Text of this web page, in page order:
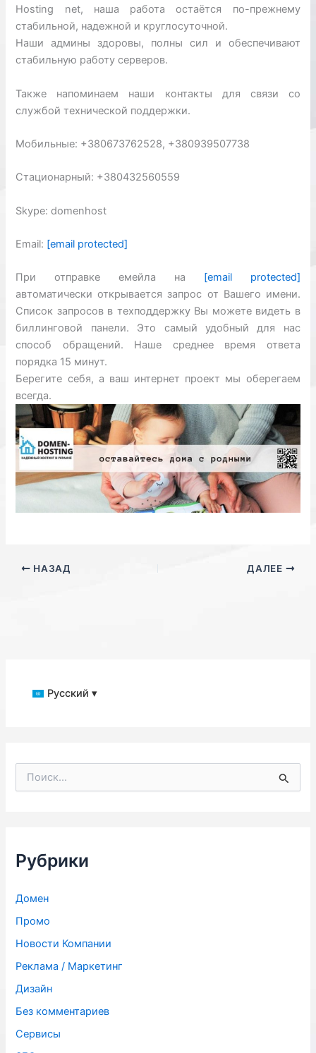
Hosting net, наша работа остаётся по-прежнему
стабильной, надежной и круглосуточной.
Наши админы здоровы, полны сил и обеспечивают
стабильную работу серверов.
Также напоминаем наши контакты для связи со
службой технической поддержки.
Мобильные: +380673762528, +380939507738
Стационарный: +380432560559
Skype: domenhost
Email: [email protected]
При отправке емейла на
[email protected]
автоматически открывается запрос от Вашего имени.
Список запросов в техподдержку Вы можете видеть в
биллинговой панели. Это самый удобный для нас
способ обращений. Наше среднее время ответа
порядка 15 минут.
Берегите себя, а ваш интернет проект мы оберегаем
всегда.
НАЗАД ДАЛЕЕ
Русский ▾
Рубрики
Домен
Промо
Новости Компании
Реклама / Маркетинг
Дизайн
Без комментариев
Сервисы